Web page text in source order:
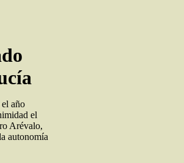
año
el
Arévalo,
autonomía